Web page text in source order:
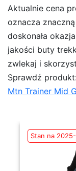
Aktualnie cena
oznacza
doskonała
jakości buty
zwlekaj i
Sprawdź
Mtn Trainer Mid
Stan na